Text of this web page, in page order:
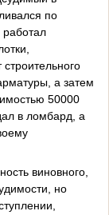
по
работал
а затем
50000
в ломбард, а
виновного,
но